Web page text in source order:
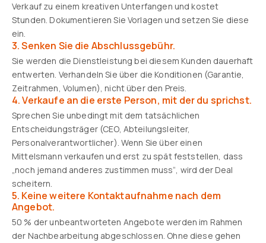
Verkauf zu einem kreativen Unterfangen und kostet
Stunden. Dokumentieren Sie Vorlagen und setzen Sie diese
ein.
3. Senken Sie die Abschlussgebühr.
Sie werden die Dienstleistung bei diesem Kunden dauerhaft
entwerten. Verhandeln Sie über die Konditionen (Garantie,
Zeitrahmen, Volumen), nicht über den Preis.
4. Verkaufe an die erste Person, mit der du sprichst.
Sprechen Sie unbedingt mit dem tatsächlichen
Entscheidungsträger (CEO, Abteilungsleiter,
Personalverantwortlicher). Wenn Sie über einen
Mittelsmann verkaufen und erst zu spät feststellen, dass
„noch jemand anderes zustimmen muss“, wird der Deal
scheitern.
5. Keine weitere Kontaktaufnahme nach dem
Angebot.
50 % der unbeantworteten Angebote werden im Rahmen
der Nachbearbeitung abgeschlossen. Ohne diese gehen